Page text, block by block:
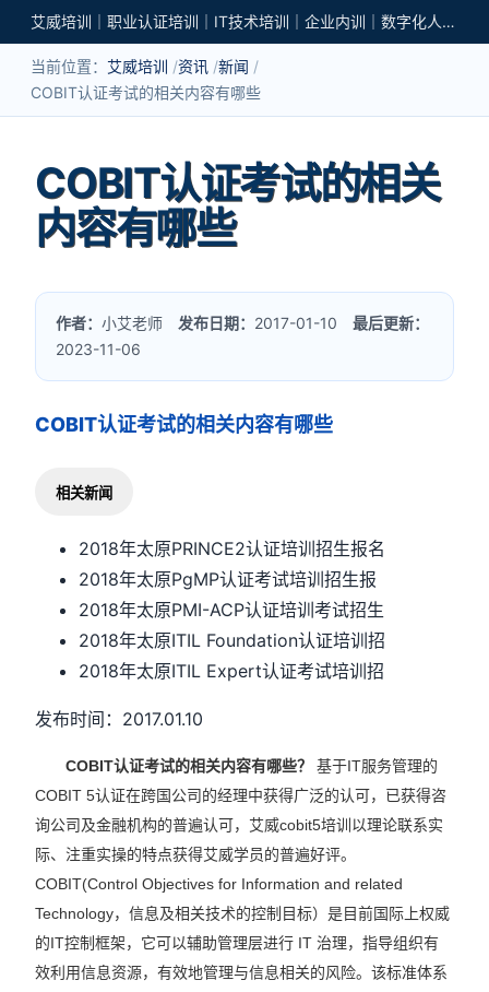
艾威培训｜职业认证培训｜IT技术培训｜企业内训｜数字化人才培养
当前位置： 艾威培训 资讯 新闻
COBIT认证考试的相关内容有哪些
COBIT认证考试的相关
内容有哪些
作者：小艾老师 发布日期： 2017-01-10最后更新：
2023-11-06
COBIT认证考试的相关内容有哪些
相关新闻
2018年太原PRINCE2认证培训招生报名
2018年太原PgMP认证考试培训招生报
2018年太原PMI-ACP认证培训考试招生
2018年太原ITIL Foundation认证培训招
2018年太原ITIL Expert认证考试培训招
发布时间：2017.01.10
COBIT认证考试的相关内容有哪些？
基于IT服务管理的
COBIT 5认证在跨国公司的经理中获得广泛的认可，已获得咨
询公司及金融机构的普遍认可，艾威cobit5培训以理论联系实
际、注重实操的特点获得艾威学员的普遍好评。
COBIT(Control Objectives for Information and related
Technology，信息及相关技术的控制目标）是目前国际上权威
的IT控制框架，它可以辅助管理层进行 IT 治理，指导组织有
效利用信息资源，有效地管理与信息相关的风险。该标准体系